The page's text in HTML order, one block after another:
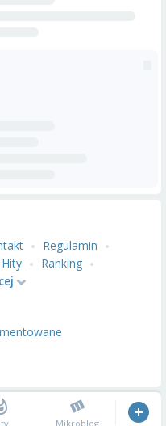
Regulamin
Hity
Ranking
Mikroblog